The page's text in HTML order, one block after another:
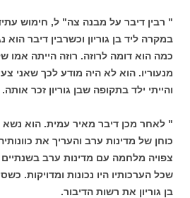
" רבין דיבר על מבנה צה" ל, חימוש
במקרה ליד בן גוריון וכשרבין דיבר
כמה הוא דומה לרוזה. רוזה הייתה אמו של
מנעוריו. הוא לא היה מודע לכך שאני
והייתי ילד בתקופה שבן גוריון זכר אותה.
" לאחר מכן דיבר מאיר עמית. הוא נשא
כוחן של מדינות ערב והעריך את
צפויה מלחמה עם מדינות ערב
שכל הערכותיו היו נכונות ומדויקות.
בן גוריון את רשות הדיבור.